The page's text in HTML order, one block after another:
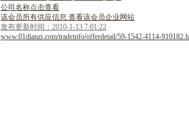
公司名称点击查看
该会员所有供应信息 查看该会员企业网站
发布更新时间：2010-1-13 7:01:22
www.01dianzi.com/tradeinfo/offerdetail/59-1542-4114-